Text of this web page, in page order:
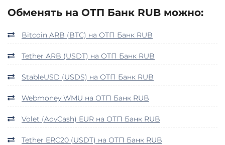
Обменять на ОТП Банк RUB можно:
Bitcoin ARB (BTC) на ОТП Банк RUB
Tether ARB (USDT) на ОТП Банк RUB
StableUSD (USDS) на ОТП Банк RUB
Webmoney WMU на ОТП Банк RUB
Volet (AdvCash) EUR на ОТП Банк RUB
Tether ERC20 (USDT) на ОТП Банк RUB